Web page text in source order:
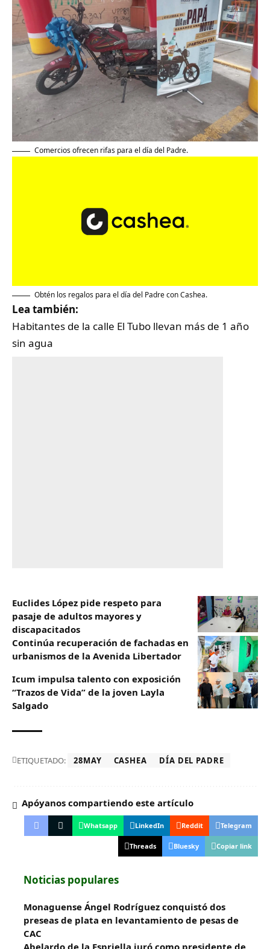
Comercios ofrecen rifas para el día del Padre.
Obtén los regalos para el día del Padre con Cashea.
Lea también:
Habitantes de la calle El Tubo llevan más de 1 año
sin agua
Euclides López pide respeto para
pasaje de adultos mayores y
discapacitados
Continúa recuperación de fachadas en
urbanismos de la Avenida Libertador
Icum impulsa talento con exposición
“Trazos de Vida” de la joven Layla
Salgado‎
ETIQUETADO: 28MAY CASHEA DÍA DEL PADRE
Apóyanos compartiendo este artículo
Whatsapp LinkedIn Reddit Telegram
Threads Bluesky Copiar link
Noticias populares
Monaguense Ángel Rodríguez conquistó dos
preseas de plata en levantamiento de pesas de
CAC